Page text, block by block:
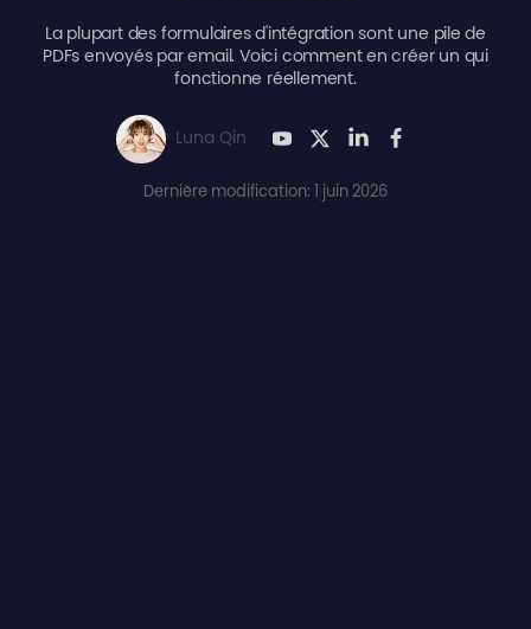
La plupart des formulaires d'intégration sont une pile de
PDFs envoyés par email. Voici comment en créer un qui
fonctionne réellement.
Luna Qin
Dernière modification: 1 juin 2026